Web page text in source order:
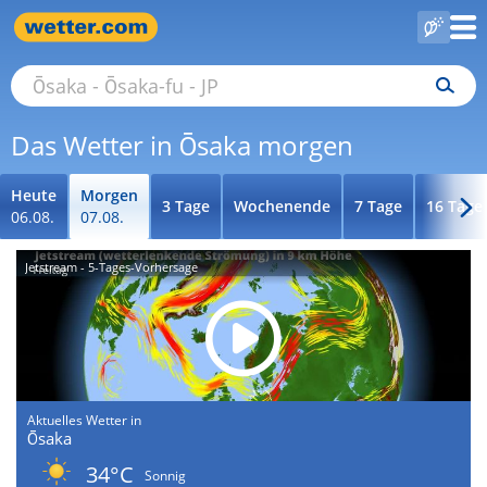
Das Wetter in Ōsaka morgen
Heute
06.08.
Morgen
07.08.
3 Tage Wochenende 7 Tage 16 Tage
Jetstream - 5-Tages-Vorhersage
Aktuelles Wetter in
Ōsaka
34°C
Sonnig